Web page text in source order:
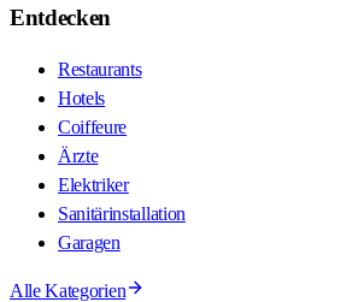
Entdecken
Restaurants
Hotels
Coiffeure
Ärzte
Elektriker
Sanitärinstallation
Garagen
Alle Kategorien